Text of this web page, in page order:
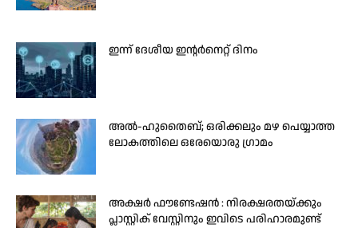
ഇന്ന് ദേശീയ ഇന്റർനെറ്റ് ദിനം
അൽ-ഹുതൈബ്; ഒരിക്കലും മഴ പെയ്യാത്ത
ലോകത്തിലെ ഒരേയൊരു ഗ്രാമം
അക്ഷർ ഫൗണ്ടേഷൻ : നിരക്ഷരതയ്ക്കും
പ്ലാസ്റ്റിക് വേസ്റ്റിനും ഇവിടെ പരിഹാരമുണ്ട്